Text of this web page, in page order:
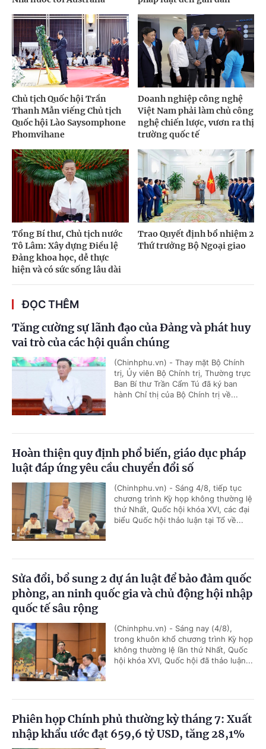
Chủ tịch Quốc hội Trần
Thanh Mẫn viếng Chủ tịch
Quốc hội Lào Saysomphone
Phomvihane
Doanh nghiệp công nghệ
Việt Nam phải làm chủ công
nghệ chiến lược, vươn ra thị
trường quốc tế
Tổng Bí thư, Chủ tịch nước
Tô Lâm: Xây dựng Điều lệ
Đảng khoa học, dễ thực
hiện và có sức sống lâu dài
Trao Quyết định bổ nhiệm 2
Thứ trưởng Bộ Ngoại giao
ĐỌC THÊM
Tăng cường sự lãnh đạo của Đảng và phát huy
vai trò của các hội quần chúng
(Chinhphu.vn) - Thay mặt Bộ Chính
trị, Ủy viên Bộ Chính trị, Thường trực
Ban Bí thư Trần Cẩm Tú đã ký ban
hành Chỉ thị của Bộ Chính trị về...
Hoàn thiện quy định phổ biến, giáo dục pháp
luật đáp ứng yêu cầu chuyển đổi số
(Chinhphu.vn) - Sáng 4/8, tiếp tục
chương trình Kỳ họp không thường lệ
thứ Nhất, Quốc hội khóa XVI, các đại
biểu Quốc hội thảo luận tại Tổ về...
Sửa đổi, bổ sung 2 dự án luật để bảo đảm quốc
phòng, an ninh quốc gia và chủ động hội nhập
quốc tế sâu rộng
(Chinhphu.vn) - Sáng nay (4/8),
trong khuôn khổ chương trình Kỳ họp
không thường lệ lần thứ Nhất, Quốc
hội khóa XVI, Quốc hội đã thảo luận...
Phiên họp Chính phủ thường kỳ tháng 7: Xuất
nhập khẩu ước đạt 659,6 tỷ USD, tăng 28,1%